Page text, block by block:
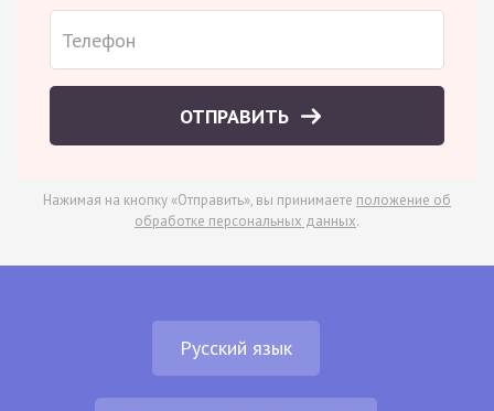
ОТПРАВИТЬ
Нажимая на кнопку «Отправить», вы принимаете положение об
обработке персональных данных.
Русский язык